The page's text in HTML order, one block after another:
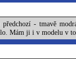
- tmavě
Mám ji i v modelu v